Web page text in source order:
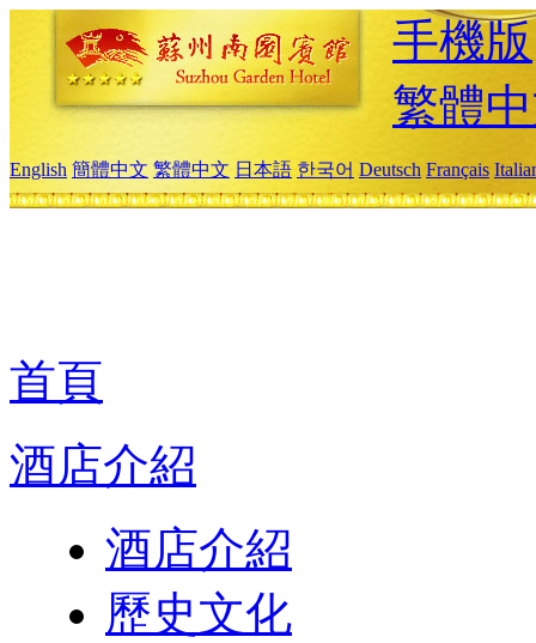
手機版
繁體
English 簡體中文 繁體中文 日本語 한국어 Deutsch Français
首頁
酒店介紹
酒店介紹
歷史文化